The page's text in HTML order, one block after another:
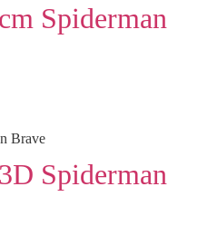
Spiderman
Spiderman